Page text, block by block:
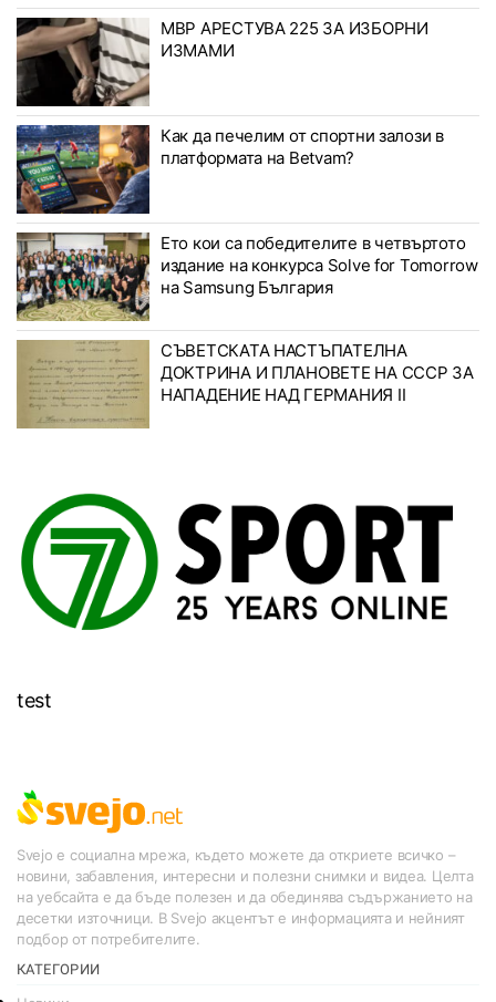
МВР АРЕСТУВА 225 ЗА ИЗБОРНИ
ИЗМАМИ
Как да печелим от спортни залози в
платформата на Betvam?
Ето кои са победителите в четвъртото
издание на конкурса Solve for Tomorrow
на Samsung България
СЪВЕТСКАТА НАСТЪПАТЕЛНА
ДОКТРИНА И ПЛАНОВЕТЕ НА СССР ЗА
НАПАДЕНИЕ НАД ГЕРМАНИЯ II
test
Svejo е социална мрежа, където можете да откриете всичко –
новини, забавления, интересни и полезни снимки и видеа. Целта
на уебсайта е да бъде полезен и да обединява съдържанието на
десетки източници. В Svejo акцентът е информацията и нейният
подбор от потребителите.
КАТЕГОРИИ